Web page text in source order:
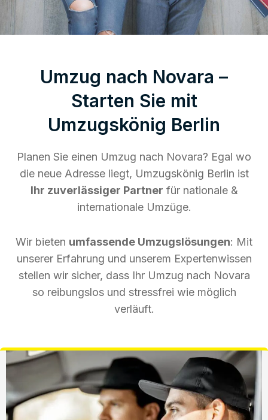
Umzug nach Novara –
Starten Sie mit
Umzugskönig Berlin
Planen Sie einen Umzug nach Novara? Egal wo
die neue Adresse liegt, Umzugskönig Berlin ist
Ihr zuverlässiger Partner für nationale &
internationale Umzüge.
Wir bieten umfassende Umzugslösungen: Mit
unserer Erfahrung und unserem Expertenwissen
stellen wir sicher, dass Ihr Umzug nach Novara
so reibungslos und stressfrei wie möglich
verläuft.